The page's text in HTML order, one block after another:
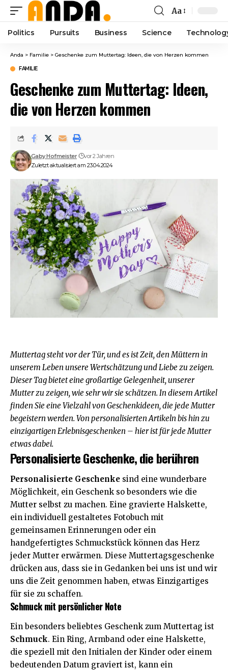
Font
Resizer
Aa
Politics Pursuits Business Science
Anda > Familie > Geschenke zum Muttertag: Ideen, die von Herzen kommen
FAMILIE
Geschenke zum Muttertag: Ideen,
die von Herzen kommen
Zuletzt aktualisiert am 23.04.2024
Gaby Hofmeister vor 2 Jahren
Muttertag steht vor der Tür, und es ist Zeit, den Müttern in
unserem Leben unsere Wertschätzung und Liebe zu zeigen.
Dieser Tag bietet eine großartige Gelegenheit, unserer
Mutter zu zeigen, wie sehr wir sie schätzen. In diesem Artikel
finden Sie eine Vielzahl von Geschenkideen, die jede Mutter
begeistern werden. Von personalisierten Artikeln bis hin zu
einzigartigen Erlebnisgeschenken – hier ist für jede Mutter
etwas dabei.
Personalisierte Geschenke, die berühren
Personalisierte Geschenke sind eine wunderbare
Möglichkeit, ein Geschenk so besonders wie die
Mutter selbst zu machen. Eine gravierte Halskette,
ein individuell gestaltetes Fotobuch mit
gemeinsamen Erinnerungen oder ein
handgefertigtes Schmuckstück können das Herz
jeder Mutter erwärmen. Diese Muttertagsgeschenke
drücken aus, dass sie in Gedanken bei uns ist und wir
uns die Zeit genommen haben, etwas Einzigartiges
für sie zu schaffen.
Schmuck mit persönlicher Note
Ein besonders beliebtes Geschenk zum Muttertag ist
Schmuck. Ein Ring, Armband oder eine Halskette,
die speziell mit den Initialen der Kinder oder einem
bedeutenden Datum graviert ist, kann ein